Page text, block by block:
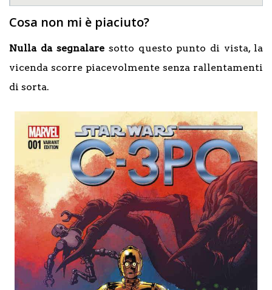
Cosa non mi è piaciuto?
Nulla da segnalaresotto questo punto di vista, la
vicenda scorre piacevolmente senza rallentamenti
di sorta.